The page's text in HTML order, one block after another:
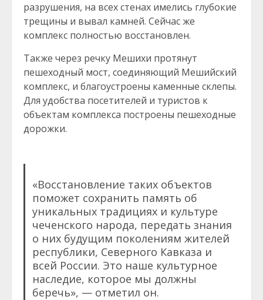
разрушения, на всех стенах имелись глубокие
трещины и вывал камней. Сейчас же
комплекс полностью восстановлен.
Также через речку Мешихи протянут
пешеходный мост, соединяющий Мешийский
комплекс, и благоустроены каменные склепы.
Для удобства посетителей и туристов к
объектам комплекса построены пешеходные
дорожки.
«Восстановление таких объектов
поможет сохранить память об
уникальных традициях и культуре
чеченского народа, передать знания
о них будущим поколениям жителей
республики, Северного Кавказа и
всей России. Это наше культурное
наследие, которое мы должны
беречь», — отметил он.